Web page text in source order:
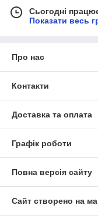
Дизельные
тяговое усилие
Сьогодні
Показати весь
Про нас
Контакти
Доставка та оплата
Графік роботи
Повна версія сайту
Сайт створено на